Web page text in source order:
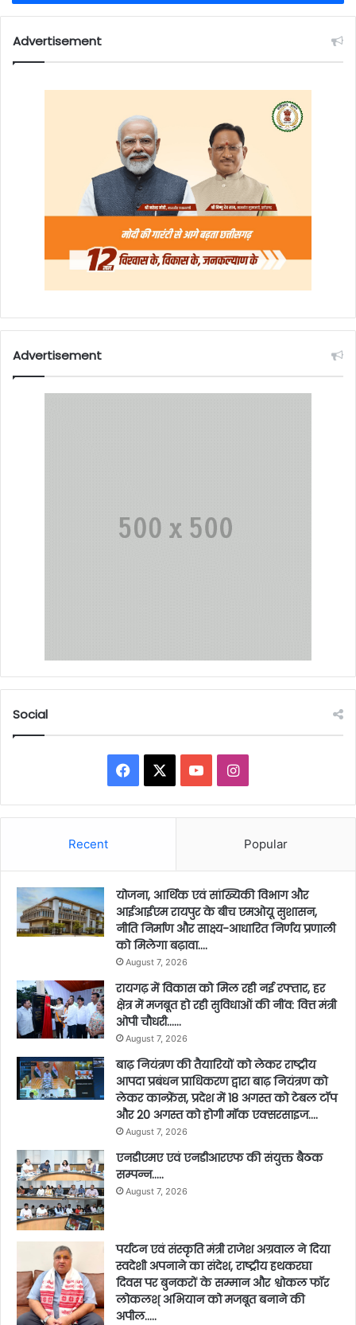
Advertisement
Advertisement
Social
Facebook YouTubeInstagram
Recent Popular
योजना, आर्थिक एवं सांख्यिकी विभाग और
आईआईएम रायपुर के बीच एमओयू सुशासन,
नीति निर्माण और साक्ष्य-आधारित निर्णय प्रणाली
को मिलेगा बढ़ावा….
August 7, 2026
रायगढ़ में विकास को मिल रही नई रफ्तार, हर
क्षेत्र में मजबूत हो रही सुविधाओं की नींव: वित्त मंत्री
ओपी चौधरी……
August 7, 2026
बाढ़ नियंत्रण की तैयारियों को लेकर राष्ट्रीय
आपदा प्रबंधन प्राधिकरण द्वारा बाढ़ नियंत्रण को
लेकर कान्फ्रेंस, प्रदेश में 18 अगस्त को टेबल टॉप
और 20 अगस्त को होगी मॉक एक्सरसाइज….
August 7, 2026
एनडीएमए एवं एनडीआरएफ की संयुक्त बैठक
सम्पन्न…..
August 7, 2026
पर्यटन एवं संस्कृति मंत्री राजेश अग्रवाल ने दिया
स्वदेशी अपनाने का संदेश, राष्ट्रीय हथकरघा
दिवस पर बुनकरों के सम्मान और श्वोकल फॉर
लोकलश् अभियान को मजबूत बनाने की
अपील…..